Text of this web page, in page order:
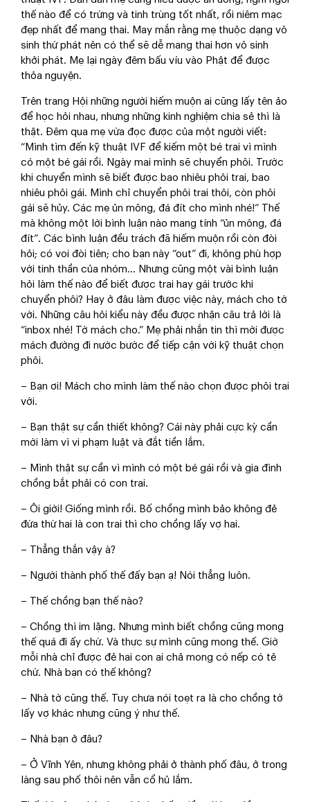
thế nào để có trứng và tinh trùng tốt nhất, rồi niêm mạc
đẹp nhất để mang thai. May mắn rằng mẹ thuộc dạng vô
sinh thứ phát nên có thể sẽ dễ mang thai hơn vô sinh
khởi phát. Mẹ lại ngày đêm bấu víu vào Phật để được
thỏa nguyện.
Trên trang Hội những người hiếm muộn ai cũng lấy tên ảo
để học hỏi nhau, nhưng những kinh nghiệm chia sẻ thì là
thật. Đêm qua mẹ vừa đọc được của một người viết:
“Mình tìm đến kỹ thuật IVF để kiếm một bé trai vì mình
có một bé gái rồi. Ngày mai mình sẽ chuyển phôi. Trước
khi chuyển mình sẽ biết được bao nhiêu phôi trai, bao
nhiêu phôi gái. Mình chỉ chuyển phôi trai thôi, còn phôi
gái sẽ hủy. Các mẹ ủn mông, đá đít cho mình nhé!” Thế
mà không một lời bình luận nào mang tính “ủn mông, đá
đít”. Các bình luận đều trách đã hiếm muộn rồi còn đòi
hỏi; có voi đòi tiên; cho bạn này “out” đi, không phù hợp
với tinh thần của nhóm… Nhưng cũng một vài bình luận
hỏi làm thế nào để biết được trai hay gái trước khi
chuyển phôi? Hay ở đâu làm được việc này, mách cho tớ
với. Những câu hỏi kiểu này đều được nhận câu trả lời là
“inbox nhé! Tớ mách cho.” Mẹ phải nhắn tin thì mới được
mách đường đi nước bước để tiếp cận với kỹ thuật chọn
phôi.
– Bạn ơi! Mách cho mình làm thế nào chọn được phôi trai
với.
– Bạn thật sự cần thiết không? Cái này phải cực kỳ cần
mới làm vì vi phạm luật và đắt tiền lắm.
– Mình thật sự cần vì mình có một bé gái rồi và gia đình
chồng bắt phải có con trai.
– Ôi giời! Giống mình rồi. Bố chồng mình bảo không đẻ
đứa thứ hai là con trai thì cho chồng lấy vợ hai.
– Thẳng thắn vậy à?
– Người thành phố thế đấy bạn ạ! Nói thẳng luôn.
– Thế chồng bạn thế nào?
– Chồng thì im lặng. Nhưng mình biết chồng cũng mong
thế quá đi ấy chứ. Và thực sự mình cũng mong thế. Giờ
mỗi nhà chỉ được đẻ hai con ai chả mong có nếp có tẻ
chứ. Nhà bạn có thế không?
– Nhà tớ cũng thế. Tuy chưa nói toẹt ra là cho chồng tớ
lấy vợ khác nhưng cũng ý như thế.
– Nhà bạn ở đâu?
– Ở Vĩnh Yên, nhưng không phải ở thành phố đâu, ở trong
làng sau phố thôi nên vẫn cổ hủ lắm.